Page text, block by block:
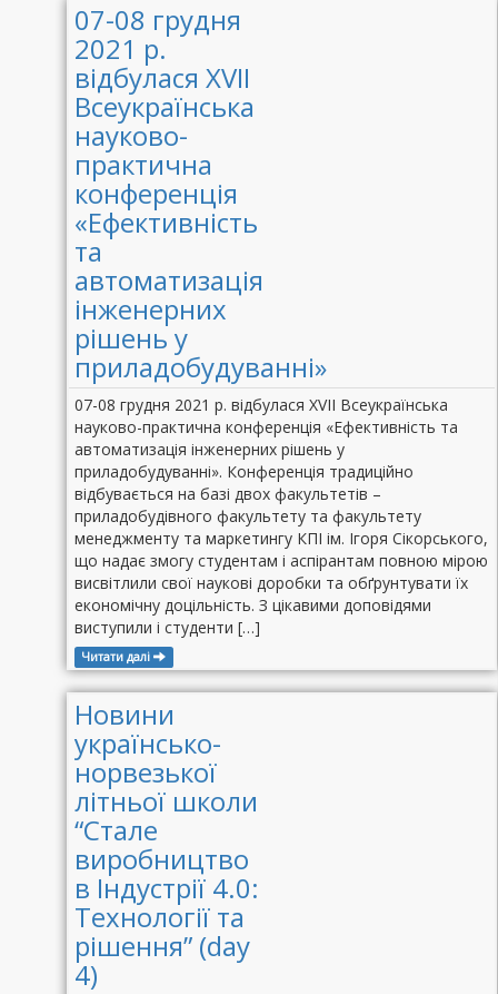
07-08 грудня
2021 р.
відбулася XVII
Всеукраїнська
науково-
практична
конференція
«Ефективність
та
автоматизація
інженерних
рішень у
приладобудуванні»
07-08 грудня 2021 р. відбулася XVII Всеукраїнська
науково-практична конференція «Ефективність та
автоматизація інженерних рішень у
приладобудуванні». Конференція традиційно
відбувається на базі двох факультетів –
приладобудівного факультету та факультету
менеджменту та маркетингу КПІ ім. Ігоря Сікорського,
що надає змогу студентам і аспірантам повною мірою
висвітлили свої наукові доробки та обґрунтувати їх
економічну доцільність. З цікавими доповідями
виступили і студенти […]
Читати далі
Новини
українсько-
норвезької
літньої школи
“Стале
виробництво
в Індустрії 4.0:
Технології та
рішення” (day
4)